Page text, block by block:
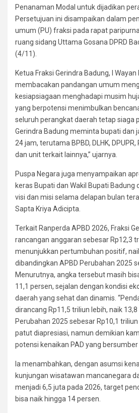
Penanaman Modal untuk dijadikan
Persetujuan ini disampaikan dalam
umum (PU) fraksi pada rapat
ruang sidang Uttama Gosana DPRD
(4/11).
Ketua Fraksi Gerindra Badung, I
membacakan pandangan umum
kesiapsiagaan menghadapi musim
yang berpotensi menimbulkan
seluruh perangkat daerah tetap siaga
Gerindra Badung meminta bupati dan
24 jam, terutama BPBD, DLHK,
dan unit terkait lainnya,” ujarnya.
Puspa Negara juga menyampaikan
keras Bupati dan Wakil Bupati Badung
visi dan misi selama delapan bulan
Sapta Kriya Adicipta.
Terkait Ranperda APBD 2026, Fraksi
rancangan anggaran sebesar Rp12,3
menunjukkan pertumbuhan positif,
dibandingkan APBD Perubahan 2025
Menurutnya, angka tersebut masih
11,1 persen, sejalan dengan kondisi
daerah yang sehat dan dinamis.
dirancang Rp11,5 triliun lebih, naik
Perubahan 2025 sebesar Rp10,1
patut diapresiasi, namun demikian
potensi kenaikan PAD yang bersumber
Ia menambahkan, dengan asumsi
kunjungan wisatawan mancanegara
menjadi 6,5 juta pada 2026, target
bisa naik hingga 14 persen.